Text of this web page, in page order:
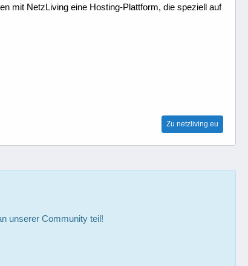
mit NetzLiving eine Hosting-Plattform, die speziell auf
Zu netzliving.eu
unserer Community teil!